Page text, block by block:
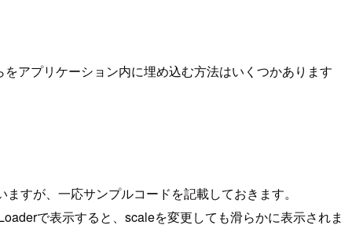
アプリケーション内に埋め込む方法はいくつかあります
すが、一応サンプルコードを記載しておきます。
で表示すると、scaleを変更しても滑らかに表示されま